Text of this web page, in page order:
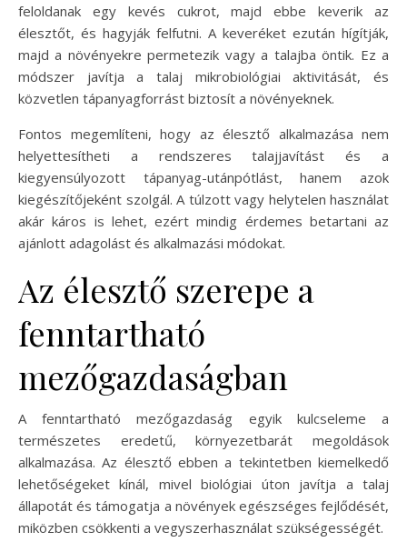
feloldanak egy kevés cukrot, majd ebbe keverik az
élesztőt, és hagyják felfutni. A keveréket ezután hígítják,
majd a növényekre permetezik vagy a talajba öntik. Ez a
módszer javítja a talaj mikrobiológiai aktivitását, és
közvetlen tápanyagforrást biztosít a növényeknek.
Fontos megemlíteni, hogy az élesztő alkalmazása nem
helyettesítheti a rendszeres talajjavítást és a
kiegyensúlyozott tápanyag-utánpótlást, hanem azok
kiegészítőjeként szolgál. A túlzott vagy helytelen használat
akár káros is lehet, ezért mindig érdemes betartani az
ajánlott adagolást és alkalmazási módokat.
Az élesztő szerepe a
fenntartható
mezőgazdaságban
A fenntartható mezőgazdaság egyik kulcseleme a
természetes eredetű, környezetbarát megoldások
alkalmazása. Az élesztő ebben a tekintetben kiemelkedő
lehetőségeket kínál, mivel biológiai úton javítja a talaj
állapotát és támogatja a növények egészséges fejlődését,
miközben csökkenti a vegyszerhasználat szükségességét.